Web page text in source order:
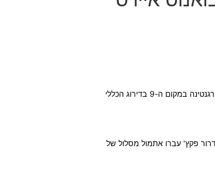
רוכבי האופניים הצעירים של ישראל איתן לוי ונדב רייסברג סיימו את התחרות המשולבת במשחקים האולימפיים לנוער בבואנוס איירס, ארגנטינה במקום ה-9 בדירוג הכללי
התחרות סיים לוי במקום ה-15 מבין 39 מזנקים ורייסברג סיים במקום ה-20. חניכיו של דרור פקץ' עברו אתמול מסלול של